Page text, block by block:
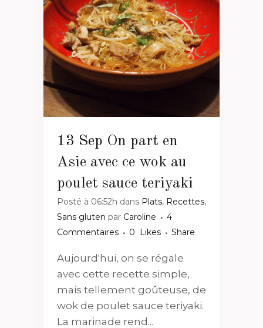
13 Sep On part en
Asie avec ce wok au
poulet sauce teriyaki
Posté à 06:52h dans Plats, Recettes,
Sans gluten par Caroline
4
Commentaires
0 Likes Share
Aujourd'hui, on se régale
avec cette recette simple,
mais tellement goûteuse, de
wok de poulet sauce teriyaki.
La marinade rend...